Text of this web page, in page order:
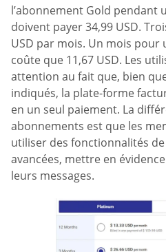
l’abonnement Gold pendant
doivent payer 34,99 USD.
USD par mois. Un mois pour
coûte que 11,67 USD. Les
attention au fait que, bien
indiqués, la plate-forme
en un seul paiement. La
abonnements est que les
utiliser des fonctionnalités
avancées, mettre en
leurs messages.